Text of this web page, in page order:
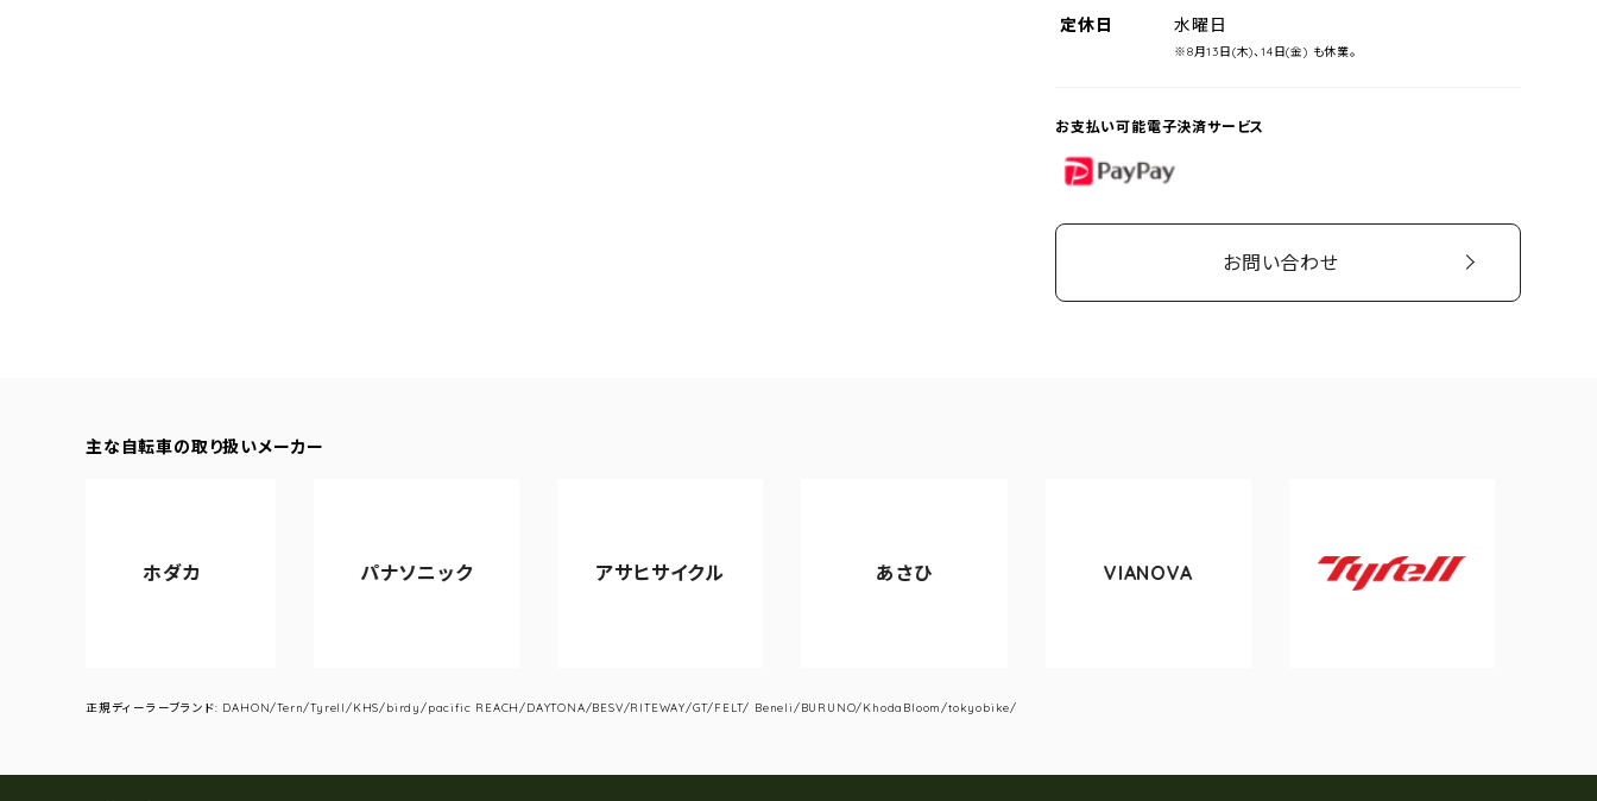
定休日 水曜日
※8月13日(木)、14日(金) も休業。
お支払い可能電子決済サービス
PayPay
お問い合わせ
主な自転車の取り扱いメーカー
アサヒサイクル
Tyrell
正規ディーラーブランド: DAHON/Tern/Tyrell/KHS/birdy/pacific REACH/DAYTONA/BESV/RITEWAY/GT/FELT/ Beneli/BURUNO/KhodaBloom/tokyobike/